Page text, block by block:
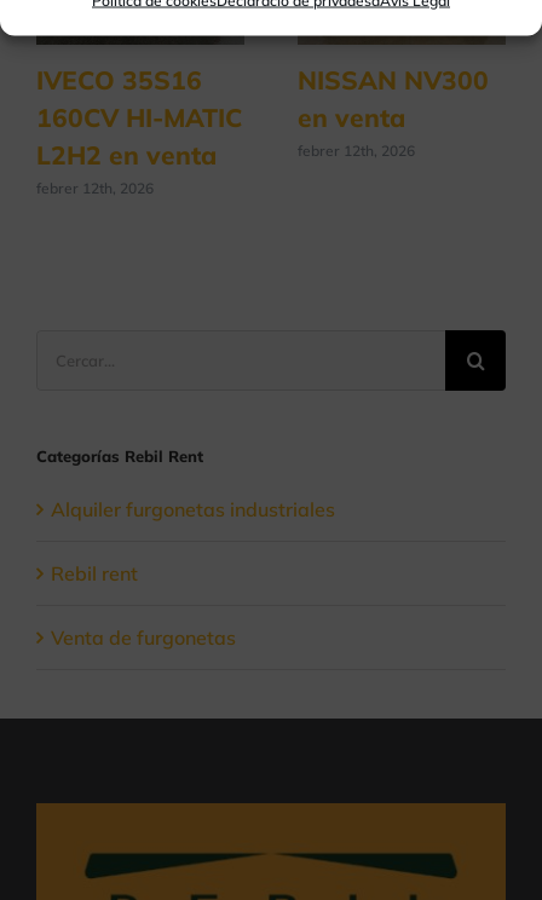
IVECO 35S16
160CV HI-MATIC
L2H2 en venta
febrer 12th, 2026
NISSAN NV300
en venta
febrer 12th, 2026
Categorías Rebil Rent
Alquiler furgonetas industriales
Rebil rent
Venta de furgonetas